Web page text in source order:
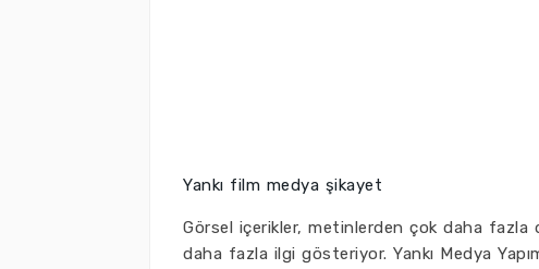
Yankı film medya şikayet
Görsel içerikler, metinlerden çok daha fazla
daha fazla ilgi gösteriyor. Yankı Medya